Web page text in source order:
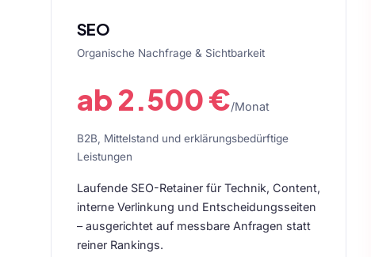
SEO
Organische Nachfrage & Sichtbarkeit
ab 2.500 €/Monat
B2B, Mittelstand und erklärungsbedürftige
Leistungen
Laufende SEO-Retainer für Technik, Content,
interne Verlinkung und Entscheidungsseiten
– ausgerichtet auf messbare Anfragen statt
reiner Rankings.